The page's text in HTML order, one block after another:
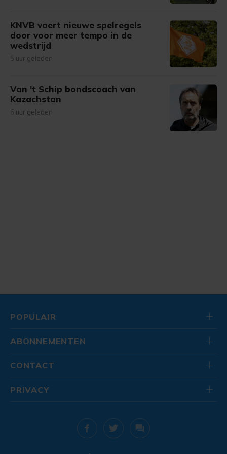
KNVB voert nieuwe spelregels
door voor meer tempo in de
wedstrijd
5 uur geleden
Van 't Schip bondscoach van
Kazachstan
6 uur geleden
POPULAIR
ABONNEMENTEN
CONTACT
PRIVACY